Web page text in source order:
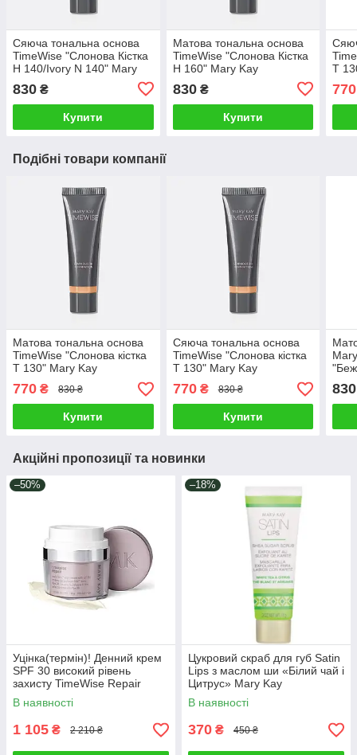
Сяюча тональна основа
TimeWise "Слонова Кістка
Н 140/Ivory N 140" Mary
830 ₴
Купити
Матова тональна основа
TimeWise "Слонова Кістка
Н 160" Mary Kay
830₴
Купити
Т
770
Подібні товари компанії
Матова тональна основа
TimeWise "Слонова кістка
Т 130" Mary Kay
770 ₴ 830 ₴
Купити
Сяюча тональна основа
TimeWise "Слонова кістка
Т 130" Mary Kay
770₴ 830 ₴
Купити
830
Акційні пропозиції та новинки
–50%
Уцінка(термін)! Денний крем
SPF 30 високий рівень
захисту TimeWise Repair
Volu-Firm. Mary Kay
В наявності
1 105 ₴ 2 210 ₴
–18%
Цукровий скраб для губ Satin
Lips з маслом ши «Білий чай і
Цитрус» Mary Kay
В наявності
370 ₴ 450 ₴